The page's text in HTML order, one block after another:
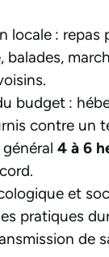
locale : repas
balades,
budget :
contre un
4 à 6
et
pratiques
de